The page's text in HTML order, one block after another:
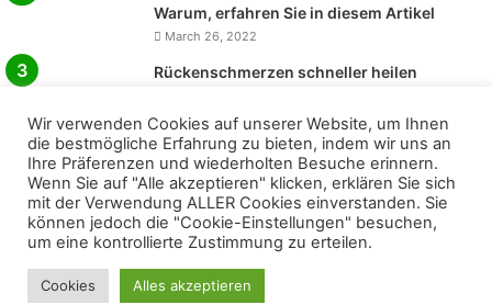
Warum, erfahren Sie in diesem Artikel
March 26, 2022
Rückenschmerzen schneller heilen
Alles über Gelenkschmerzen
January 16, 2022
Typische Beschwerden bei Rheuma
November 10, 2021
© Copyright 2026Medizin Heute Online
Wir verwenden Cookies auf unserer Website, um Ihnen
die bestmögliche Erfahrung zu bieten, indem wir uns an
Ihre Präferenzen und wiederholten Besuche erinnern.
Wenn Sie auf "Alle akzeptieren" klicken, erklären Sie sich
mit der Verwendung ALLER Cookies einverstanden. Sie
können jedoch die "Cookie-Einstellungen" besuchen,
um eine kontrollierte Zustimmung zu erteilen.
Cookies Alles akzeptieren